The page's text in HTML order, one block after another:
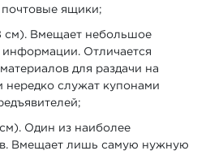
почтовые ящики;
см). Вмещает небольшое
Отличается
для раздачи на
нередко служат купонами
Один из наиболее
Вмещает лишь самую нужную